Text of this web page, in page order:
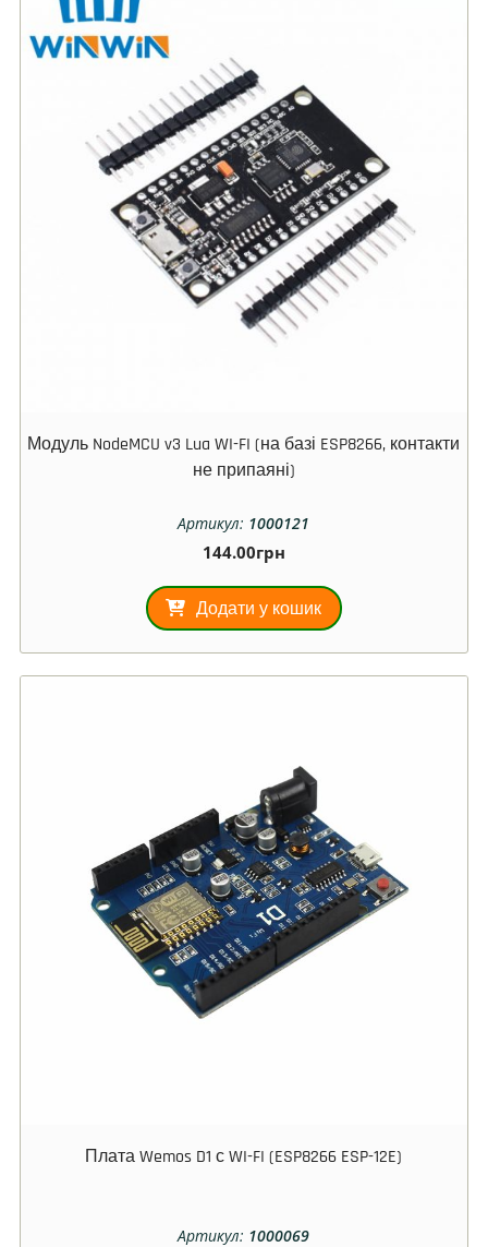
Модуль NodeMCU v3 Lua WI-FI (на базі ESP8266, контакти
не припаяні)
Артикул: 1000121
144.00грн
Додати у кошик
Плата Wemos D1 с WI-FI (ESP8266 ESP-12E)
Артикул: 1000069